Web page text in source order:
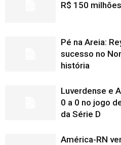
R$ 150 milhões
Pé na Areia:
sucesso no
história
Luverdense e
0 a 0 no jogo
da Série D
América-RN